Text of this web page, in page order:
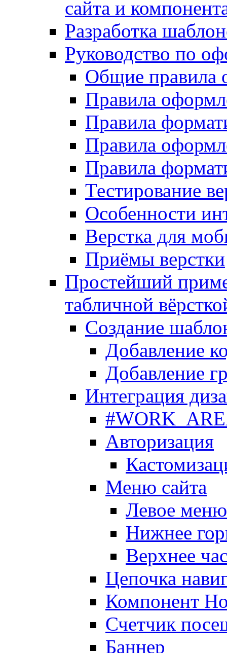
сайта и
Разработка
Руководство по
Общие правила
Правила
Правила
Правила
Правила
Тестирование
Особенности
Верстка для
Приёмы верстки
Простейший
табличной
Создание
Добавление
Добавление
Интеграция
Авторизация
Меню сайта
Левое меню
Нижнее
Верхнее
Цепочка
Компонент
Счетчик
Баннер